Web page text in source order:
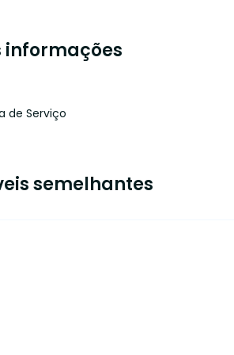
informações
de Serviço
semelhantes